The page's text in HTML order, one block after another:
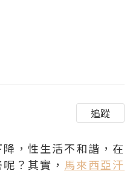
追蹤
，性生活不和諧，在
？其實， 馬來西亞汗